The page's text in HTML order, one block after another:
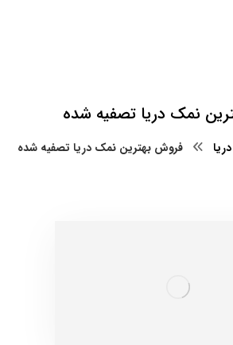
نمک دریا تصفیه شده
فروش بهترین نمک دریا تصفیه شده